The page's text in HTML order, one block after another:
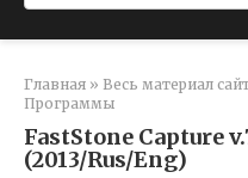
Главная » Весь материал
Программы
FastStone Capture
(2013/Rus/Eng)